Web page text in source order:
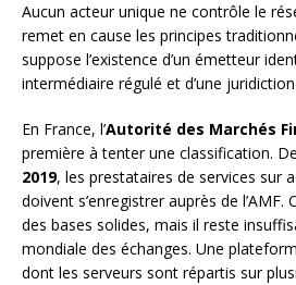
Aucun acteur unique ne contrôle le
remet en cause les principes
suppose l’existence d’un émetteur
intermédiaire régulé et d’une
En France, l’Autorité des Marchés
première à tenter une classification.
2019, les prestataires de services sur
doivent s’enregistrer auprès de l’AMF.
des bases solides, mais il reste
mondiale des échanges. Une
dont les serveurs sont répartis sur